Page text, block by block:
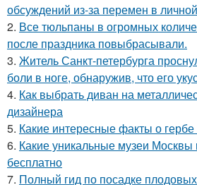
обсуждений из-за перемен в
2. Все тюльпаны в огромных
после праздника повыбрасывали.
3. Житель Санкт-петербурга
боли в ноге, обнаружив, что его
4. Как выбрать диван на
дизайнера
5. Какие интересные факты о
6. Какие уникальные музеи Москвы
бесплатно
7. Полный гид по посадке